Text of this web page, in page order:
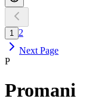
1
2
Next Page
P
Promani